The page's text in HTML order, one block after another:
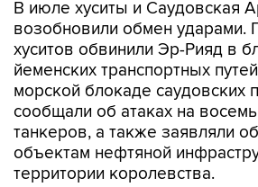
хуситов обвинили Эр-Рияд в
йеменских транспортных
морской блокаде саудовских
сообщали об атаках на
танкеров, а также заявляли об
объектам нефтяной
территории королевства.